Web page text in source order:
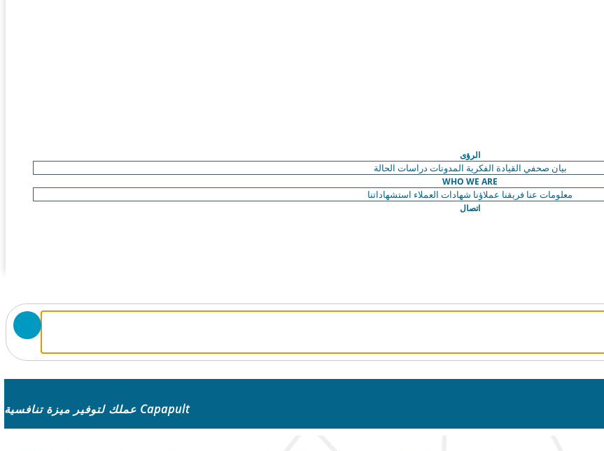
الرؤى
بيان صحفي القيادة الفكرية المدونات دراسات الحالة
WHO WE ARE
معلومات عنا فريقنا عملاؤنا شهادات العملاء استشهاداتنا
اتصال
Capapult عملك لتوفير ميزة تنافسية